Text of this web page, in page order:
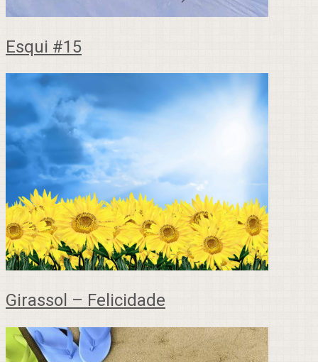
Esqui #15
Girassol – Felicidade